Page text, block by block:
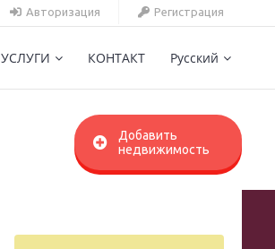
Авторизация Регистрация
УСЛУГИ КОНТАКТ Русский
Добавить
недвижимость